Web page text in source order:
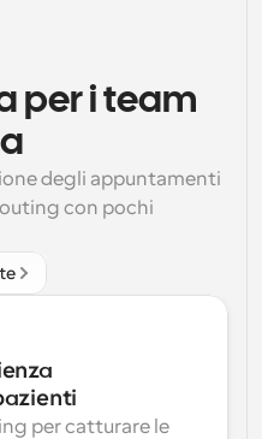
con chiamate
dall'IA
e i promemoria
notizie e aggiornamenti
minuti
con più persone
succede qualcosa
per i team
degli appuntamenti
con pochi
per catturare le